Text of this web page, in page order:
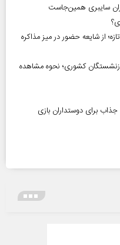
سایبری همین‌جاست
از شایعه حضور در میز مذاکره
تومانی بازنشستگان کشوری؛ نحوه مشاهده